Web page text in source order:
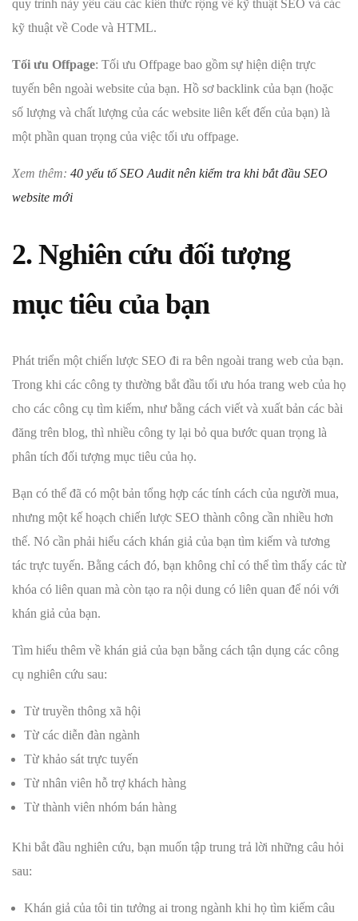
quy trình này yêu cầu các kiến thức rộng về kỹ thuật SEO và các
kỹ thuật về Code và HTML.
Tối ưu Offpage: Tối ưu Offpage bao gồm sự hiện diện trực
tuyến bên ngoài website của bạn. Hồ sơ backlink của bạn (hoặc
số lượng và chất lượng của các website liên kết đến của bạn) là
một phần quan trọng của việc tối ưu offpage.
Xem thêm: 40 yếu tố SEO Audit nên kiểm tra khi bắt đầu SEO
website mới
2. Nghiên cứu đối tượng
mục tiêu của bạn
Phát triển một chiến lược SEO đi ra bên ngoài trang web của bạn.
Trong khi các công ty thường bắt đầu tối ưu hóa trang web của họ
cho các công cụ tìm kiếm, như bằng cách viết và xuất bản các bài
đăng trên blog, thì nhiều công ty lại bỏ qua bước quan trọng là
phân tích đối tượng mục tiêu của họ.
Bạn có thể đã có một bản tổng hợp các tính cách của người mua,
nhưng một kế hoạch chiến lược SEO thành công cần nhiều hơn
thế. Nó cần phải hiểu cách khán giả của bạn tìm kiếm và tương
tác trực tuyến. Bằng cách đó, bạn không chỉ có thể tìm thấy các từ
khóa có liên quan mà còn tạo ra nội dung có liên quan để nói với
khán giả của bạn.
Tìm hiểu thêm về khán giả của bạn bằng cách tận dụng các công
cụ nghiên cứu sau:
Từ truyền thông xã hội
Từ các diễn đàn ngành
Từ khảo sát trực tuyến
Từ nhân viên hỗ trợ khách hàng
Từ thành viên nhóm bán hàng
Khi bắt đầu nghiên cứu, bạn muốn tập trung trả lời những câu hỏi
sau:
Khán giả của tôi tin tưởng ai trong ngành khi họ tìm kiếm câu